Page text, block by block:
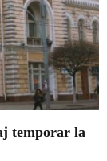
temporar la